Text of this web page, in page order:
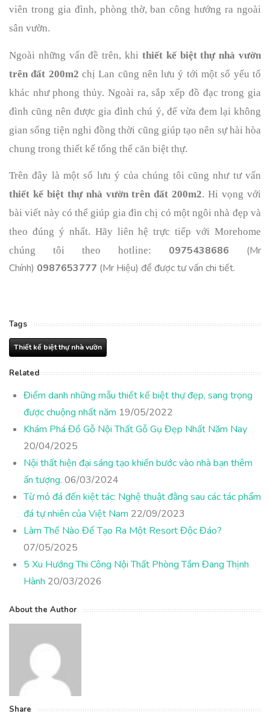
viên trong gia đình, phòng thờ, ban công hướng ra ngoài
sân vườn.
Ngoài những vấn đề trên, khi thiết kế biệt thự nhà vườn
trên đất 200m2 chị Lan cũng nên lưu ý tới một số yếu tố
khác như phong thủy. Ngoài ra, sắp xếp đồ đạc trong gia
đình cũng nên được gia đình chú ý, để vừa đem lại không
gian sống tiện nghi đồng thời cũng giúp tạo nên sự hài hòa
chung trong thiết kế tổng thể căn biệt thự.
thiết kế biệt thự nhà vườn trên đất 200m2. Hi vọng với
bài viết này có thể giúp gia đìn chị có một ngôi nhà đẹp và
theo đúng ý nhất. Hãy liên hệ trực tiếp với Morehome
chúng tôi theo hotline: 0975438686
(Mr
Chính) 0987653777 (Mr Hiệu) để được tư vấn chi tiết.
Tags
Thiết kế biệt thự nhà vườn
Related
Điểm danh những mẫu thiết kế biệt thự đẹp, sang trọng
được chuộng nhất năm 19/05/2022
Khám Phá Đồ Gỗ Nội Thất Gỗ Gụ Đẹp Nhất Năm Nay
20/04/2025
Nội thất hiện đại sáng tạo khiến bước vào nhà bạn thêm
ấn tượng. 06/03/2024
Từ mỏ đá đến kiệt tác: Nghệ thuật đằng sau các tác phẩm
đá tự nhiên của Việt Nam 22/09/2023
Làm Thế Nào Để Tạo Ra Một Resort Độc Đáo?
07/05/2025
5 Xu Hướng Thi Công Nội Thất Phòng Tắm Đang Thịnh
Hành 20/03/2026
About the Author
Share